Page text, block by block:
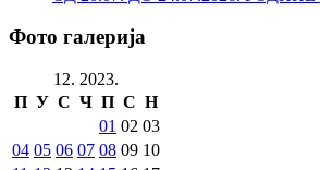
Фото галерија
12. 2023.
П У С Ч П С Н
01 02 03
04 05 06 07 08 09 10